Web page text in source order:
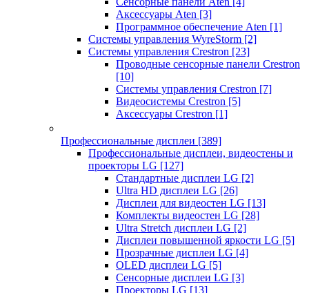
Аксессуары Aten [3]
Программное обеспечение Aten [1]
Системы управления WyreStorm [2]
Системы управления Crestron [23]
Проводные сенсорные панели Crestron
[10]
Системы управления Crestron [7]
Видеосистемы Crestron [5]
Аксессуары Crestron [1]
Профессиональные дисплеи [389]
Профессиональные дисплеи, видеостены и
проекторы LG [127]
Стандартные дисплеи LG [2]
Ultra HD дисплеи LG [26]
Дисплеи для видеостен LG [13]
Комплекты видеостен LG [28]
Ultra Stretch дисплеи LG [2]
Дисплеи повышенной яркости LG [5]
Прозрачные дисплеи LG [4]
OLED дисплеи LG [5]
Сенсорные дисплеи LG [3]
Проекторы LG [13]